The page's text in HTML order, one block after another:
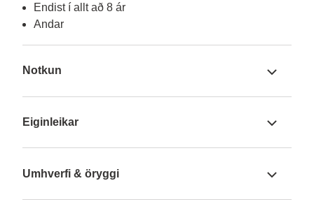
Endist í allt að 8 ár
Andar
Notkun
Eiginleikar
Umhverfi & öryggi